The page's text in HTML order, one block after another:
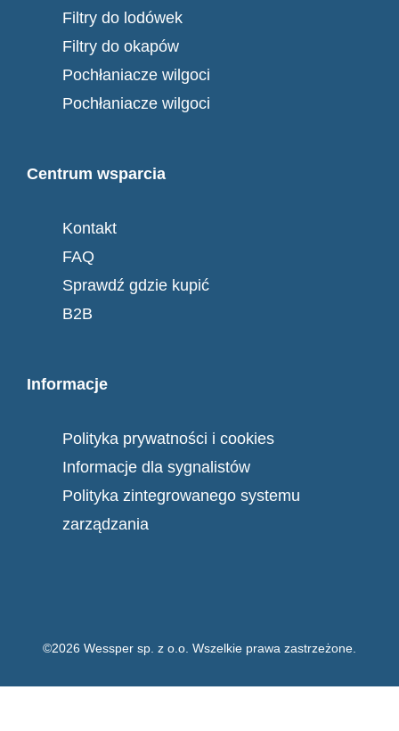
Filtry do lodówek
Filtry do okapów
Pochłaniacze wilgoci
Pochłaniacze wilgoci
Centrum wsparcia
Kontakt
FAQ
Sprawdź gdzie kupić
B2B
Informacje
Polityka prywatności i cookies
Informacje dla sygnalistów
Polityka zintegrowanego systemu
zarządzania
©2026 Wessper sp. z o.o. Wszelkie prawa zastrzeżone.